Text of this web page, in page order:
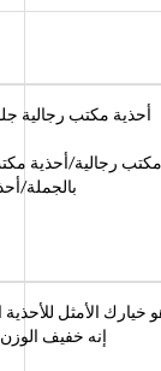
أحذية مكتب رجالية
رجالية/أحذية
بالجملة/
إنه خفيف